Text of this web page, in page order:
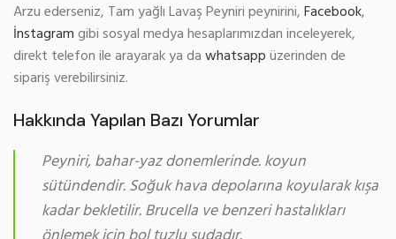
Arzu ederseniz, Tam yağlı Lavaş Peyniri peynirini,Facebook,
İnstagramgibi sosyal medya hesaplarımızdan inceleyerek,
direkt telefon ile arayarak ya dawhatsappüzerinden de
sipariş verebilirsiniz.
Hakkında Yapılan Bazı Yorumlar
Peyniri, bahar-yaz donemlerinde. koyun
sütündendir. Soğuk hava depolarına koyularak kışa
kadar bekletilir. Brucella ve benzeri hastalıkları